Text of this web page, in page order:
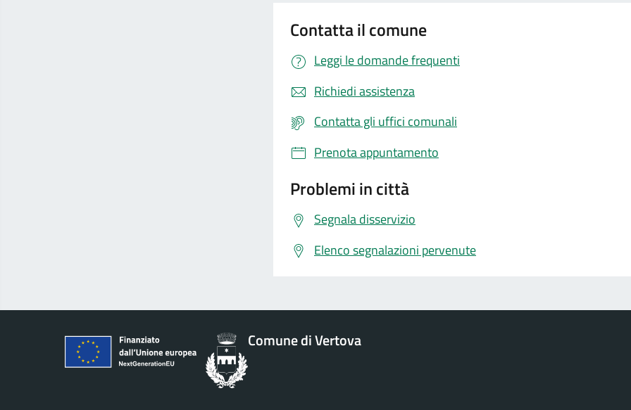
Contatta il comune
Leggi le domande frequenti
Richiedi assistenza
Contatta gli uffici comunali
Prenota appuntamento
Problemi in città
Segnala disservizio
Elenco segnalazioni pervenute
Comune di Vertova